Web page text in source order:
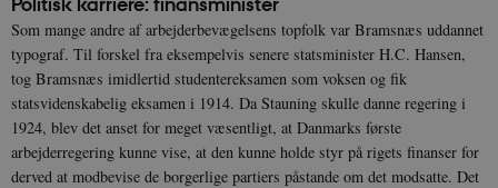
Som mange andre af arbejderbevægelsens topfolk var Bramsnæs uddannet
typograf. Til forskel fra eksempelvis senere statsminister H.C. Hansen,
tog Bramsnæs imidlertid studentereksamen som voksen og fik
statsvidenskabelig eksamen i 1914. Da Stauning skulle danne regering i
1924, blev det anset for meget væsentligt, at Danmarks første
arbejderregering kunne vise, at den kunne holde styr på rigets finanser for
derved at modbevise de borgerlige partiers påstande om det modsatte. Det